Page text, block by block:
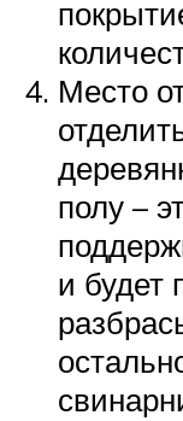
Место
полу –
и будет